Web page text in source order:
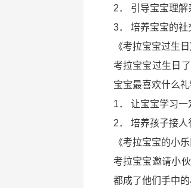
2． 引导宝宝理
3． 培养宝宝的社
《考拉宝宝过生
考拉宝宝过生日
宝宝最喜欢什么礼
1． 让宝宝学习一
2． 培养孩子接
《考拉宝宝的小
考拉宝宝邀请小
都成了他们手中